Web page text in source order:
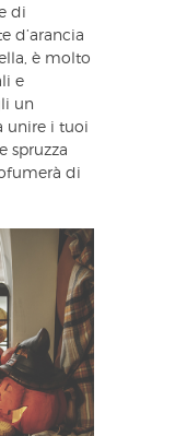
di
d’arancia
è molto
e
un
unire i tuoi
spruzza
di